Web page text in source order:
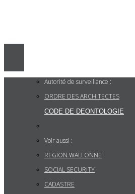
Autorité de surveillance :
ORDRE DES ARCHITECTES
CODE DE DEONTOLOGIE
Voir aussi :
REGION WALLONNE
SOCIAL SECURITY
CADASTRE